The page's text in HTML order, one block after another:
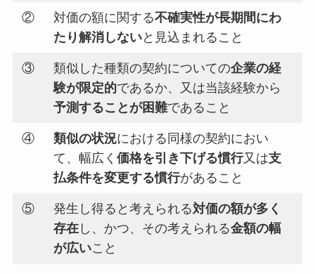
② 対価の額に関する不確実性が長期間にわ
たり解消しないと見込まれること
③ 類似した種類の契約についての企業の経
験が限定的であるか、又は当該経験から
予測することが困難であること
④ 類似の状況における同様の契約におい
て、幅広く価格を引き下げる慣行又は支
払条件を変更する慣行があること
⑤ 発生し得ると考えられる対価の額が多く
存在 し、かつ、その考えられる金額の幅
が広いこと